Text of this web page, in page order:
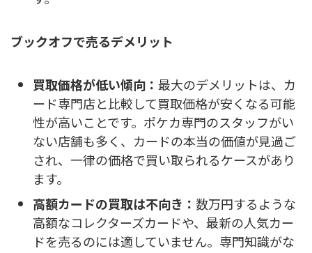
ブックオフで売るデメリット
買取価格が低い傾向： 最大のデメリットは、カ
ード専門店と比較して買取価格が安くなる可能
性が高いことです。 ポケカ専門のスタッフがい
ない店舗も多く、カードの本当の価値が見過ご
され、一律の価格で買い取られるケースがあり
ます。
高額カードの買取は不向き： 数万円するような
高額なコレクターズカードや、最新の人気カー
ドを売るのには適していません。専門知識がな